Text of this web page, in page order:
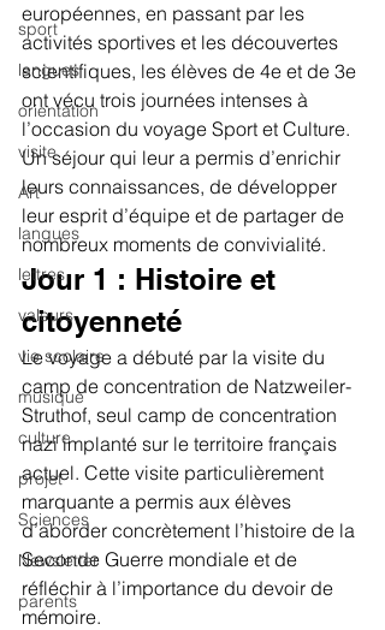
sport
langues
orientation
visite
Art
langues
lettres
valeurs
vie scolaire
musique
culture
projet
Sciences
Newsletter
parents
européennes, en passant par les
activités sportives et les découvertes
scientifiques, les élèves de 4e et de 3e
ont vécu trois journées intenses à
l’occasion du voyage Sport et Culture.
Un séjour qui leur a permis d’enrichir
leurs connaissances, de développer
leur esprit d’équipe et de partager de
nombreux moments de convivialité.
Jour 1 : Histoire et
citoyenneté
Le voyage a débuté par la visite du
camp de concentration de Natzweiler-
Struthof, seul camp de concentration
nazi implanté sur le territoire français
actuel. Cette visite particulièrement
marquante a permis aux élèves
d’aborder concrètement l’histoire de la
Seconde Guerre mondiale et de
réfléchir à l’importance du devoir de
mémoire.